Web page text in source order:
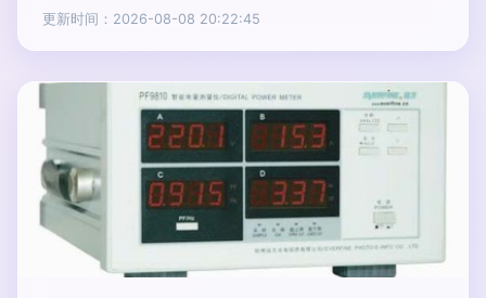
更新时间：2026-08-08 20:22:45